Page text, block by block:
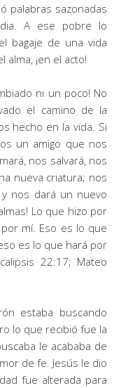
palabras sazonadas
A ese pobre lo
bagaje de una vida
alma, ¡en el acto!
ni un poco! No
el camino de la
hecho en la vida. Si
un amigo que nos
nos salvará, nos
nueva criatura; nos
nos dará un nuevo
Lo que hizo por
mí. Eso es lo que
es lo que hará por
22:17; Mateo
estaba buscando
lo que recibió fue la
le acababa de
de fe. Jesús le dio
fue alterada para